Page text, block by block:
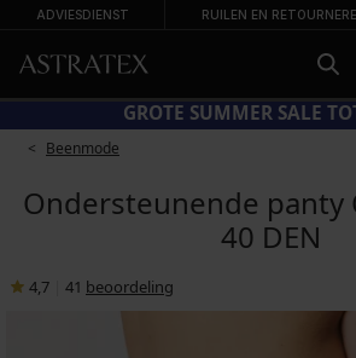
ADVIESDIENST RUILEN EN
GROTE SUMMER SALE
Beenmode
Ondersteunende panty
40 DEN
4,7 41 beoordeling